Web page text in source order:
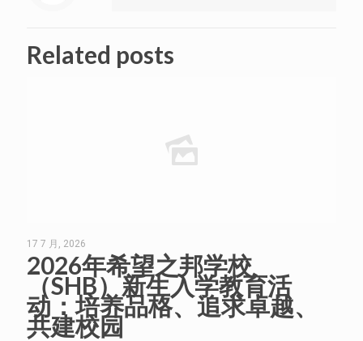
Related posts
17 7 月, 2026
2026年希望之邦学校
（SHB）新生入学教育活
动：培养品格、追求卓越、
共建校园